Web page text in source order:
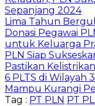
Sepanjang 2024
Lima Tahun
Donasi Pegawai
untuk Keluarga
PLN Siap
Pastikan
6 PLTS di Wilayah
Mampu Kurangi
Tag : PT PLN PT